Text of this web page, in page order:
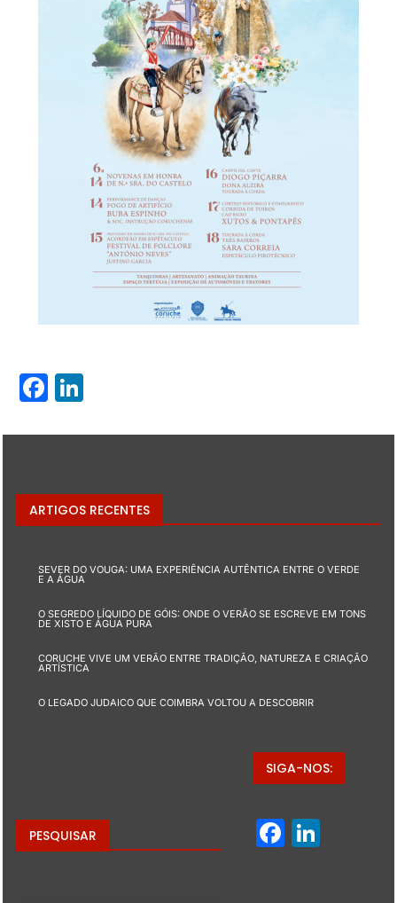
Facebook
ARTIGOS RECENTES
SEVER DO VOUGA: UMA EXPERIÊNCIA AUTÊNTICA ENTRE O VERDE
E A ÁGUA
O SEGREDO LÍQUIDO DE GÓIS: ONDE O VERÃO SE ESCREVE EM TONS
DE XISTO E ÁGUA PURA
CORUCHE VIVE UM VERÃO ENTRE TRADIÇÃO, NATUREZA E CRIAÇÃO
ARTÍSTICA
O LEGADO JUDAICO QUE COIMBRA VOLTOU A DESCOBRIR
PESQUISAR
SIGA-NOS: